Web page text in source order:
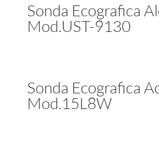
Sonda Ecografica
Mod.UST-9130
Sonda Ecografica
Mod.15L8W